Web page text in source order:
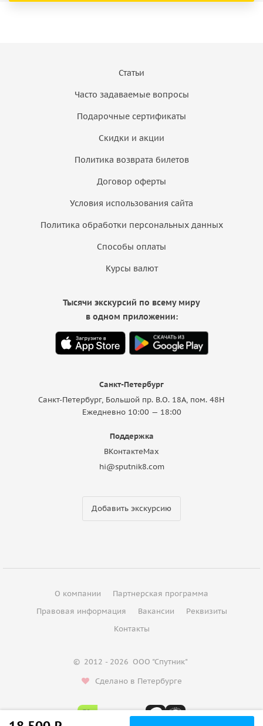
Статьи
Часто задаваемые вопросы
Подарочные сертификаты
Скидки и акции
Политика возврата билетов
Договор оферты
Условия использования сайта
Политика обработки персональных данных
Способы оплаты
Курсы валют
Санкт-Петербург
Санкт-Петербург, Большой пр. В.О. 18A, пом. 48Н
Ежедневно 10:00 — 18:00
Поддержка
ВКонтактеMax
hi@sputnik8.com
Добавить экскурсию
Тысячи экскурсий по всему миру
в одном приложении:
О компании
Партнерская программа
Правовая информация
Вакансии
Реквизиты
Контакты
© 2012 - 2026 ООО "Спутник"
Сделано в Петербурге